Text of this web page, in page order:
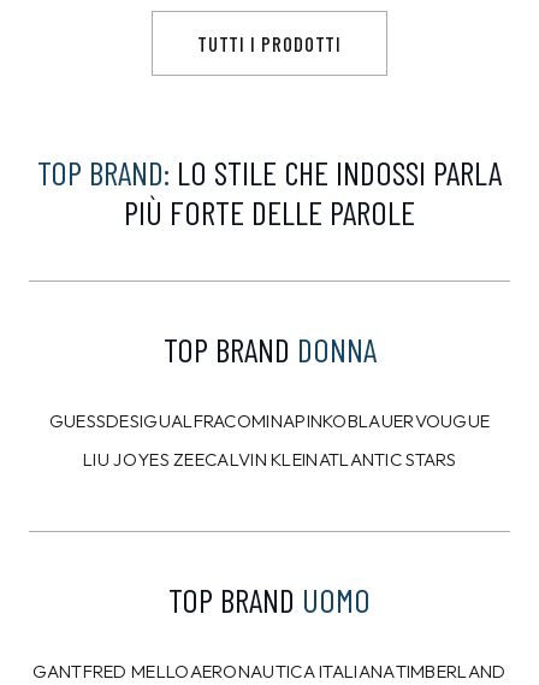
TUTTI I PRODOTTI
TOP BRAND: LO STILE CHE INDOSSI PARLA
PIÙ FORTE DELLE PAROLE
TOP BRAND DONNA
GUESSDESIGUALFRACOMINAPINKOBLAUERVOUGUE
LIU JOYES ZEECALVIN KLEINATLANTIC STARS
TOP BRAND UOMO
GANTFRED MELLOAERONAUTICA ITALIANATIMBERLAND